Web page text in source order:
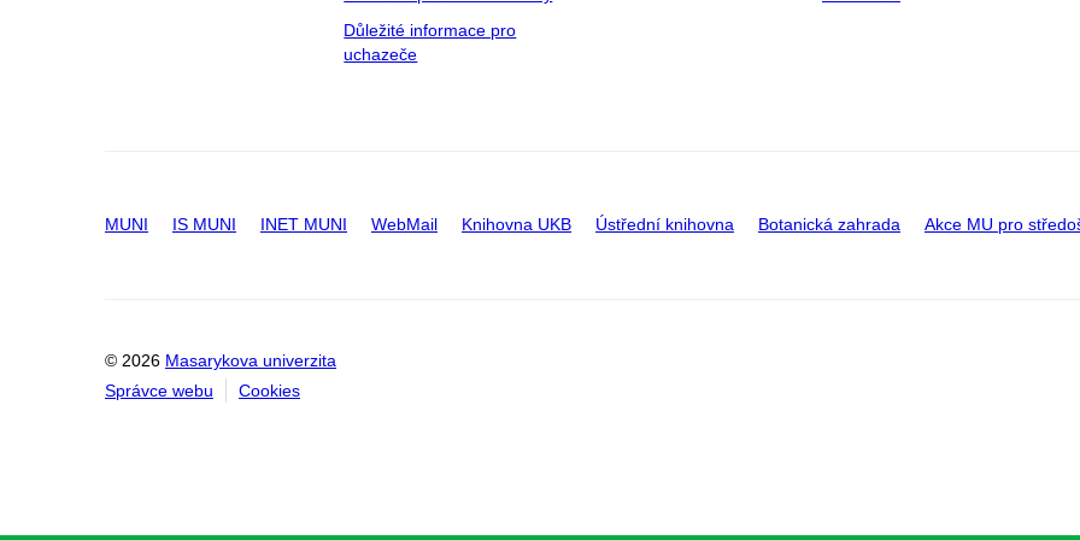
Důležité informace pro
uchazeče
MUNI IS MUNI INET MUNI WebMail Knihovna UKB Ústřední knihovna Botanická zahrada Akce MU pro
© 2026 Masarykova univerzita
Správce webu
Cookies